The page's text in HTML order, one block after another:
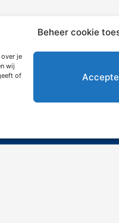
Beheer cookie
je
wij
of